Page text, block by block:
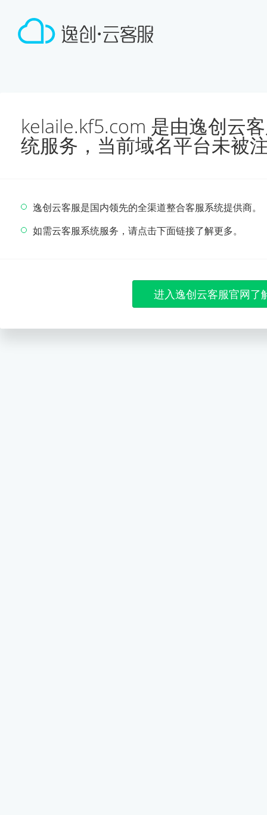
kelaile.kf5.com 是由逸创云
统服务，当前域名平台未被
逸创云客服是国内领先的全渠道整合客服系统提供商。
如需云客服系统服务，请点击下面链接了解更多。
进入逸创云客服官网了